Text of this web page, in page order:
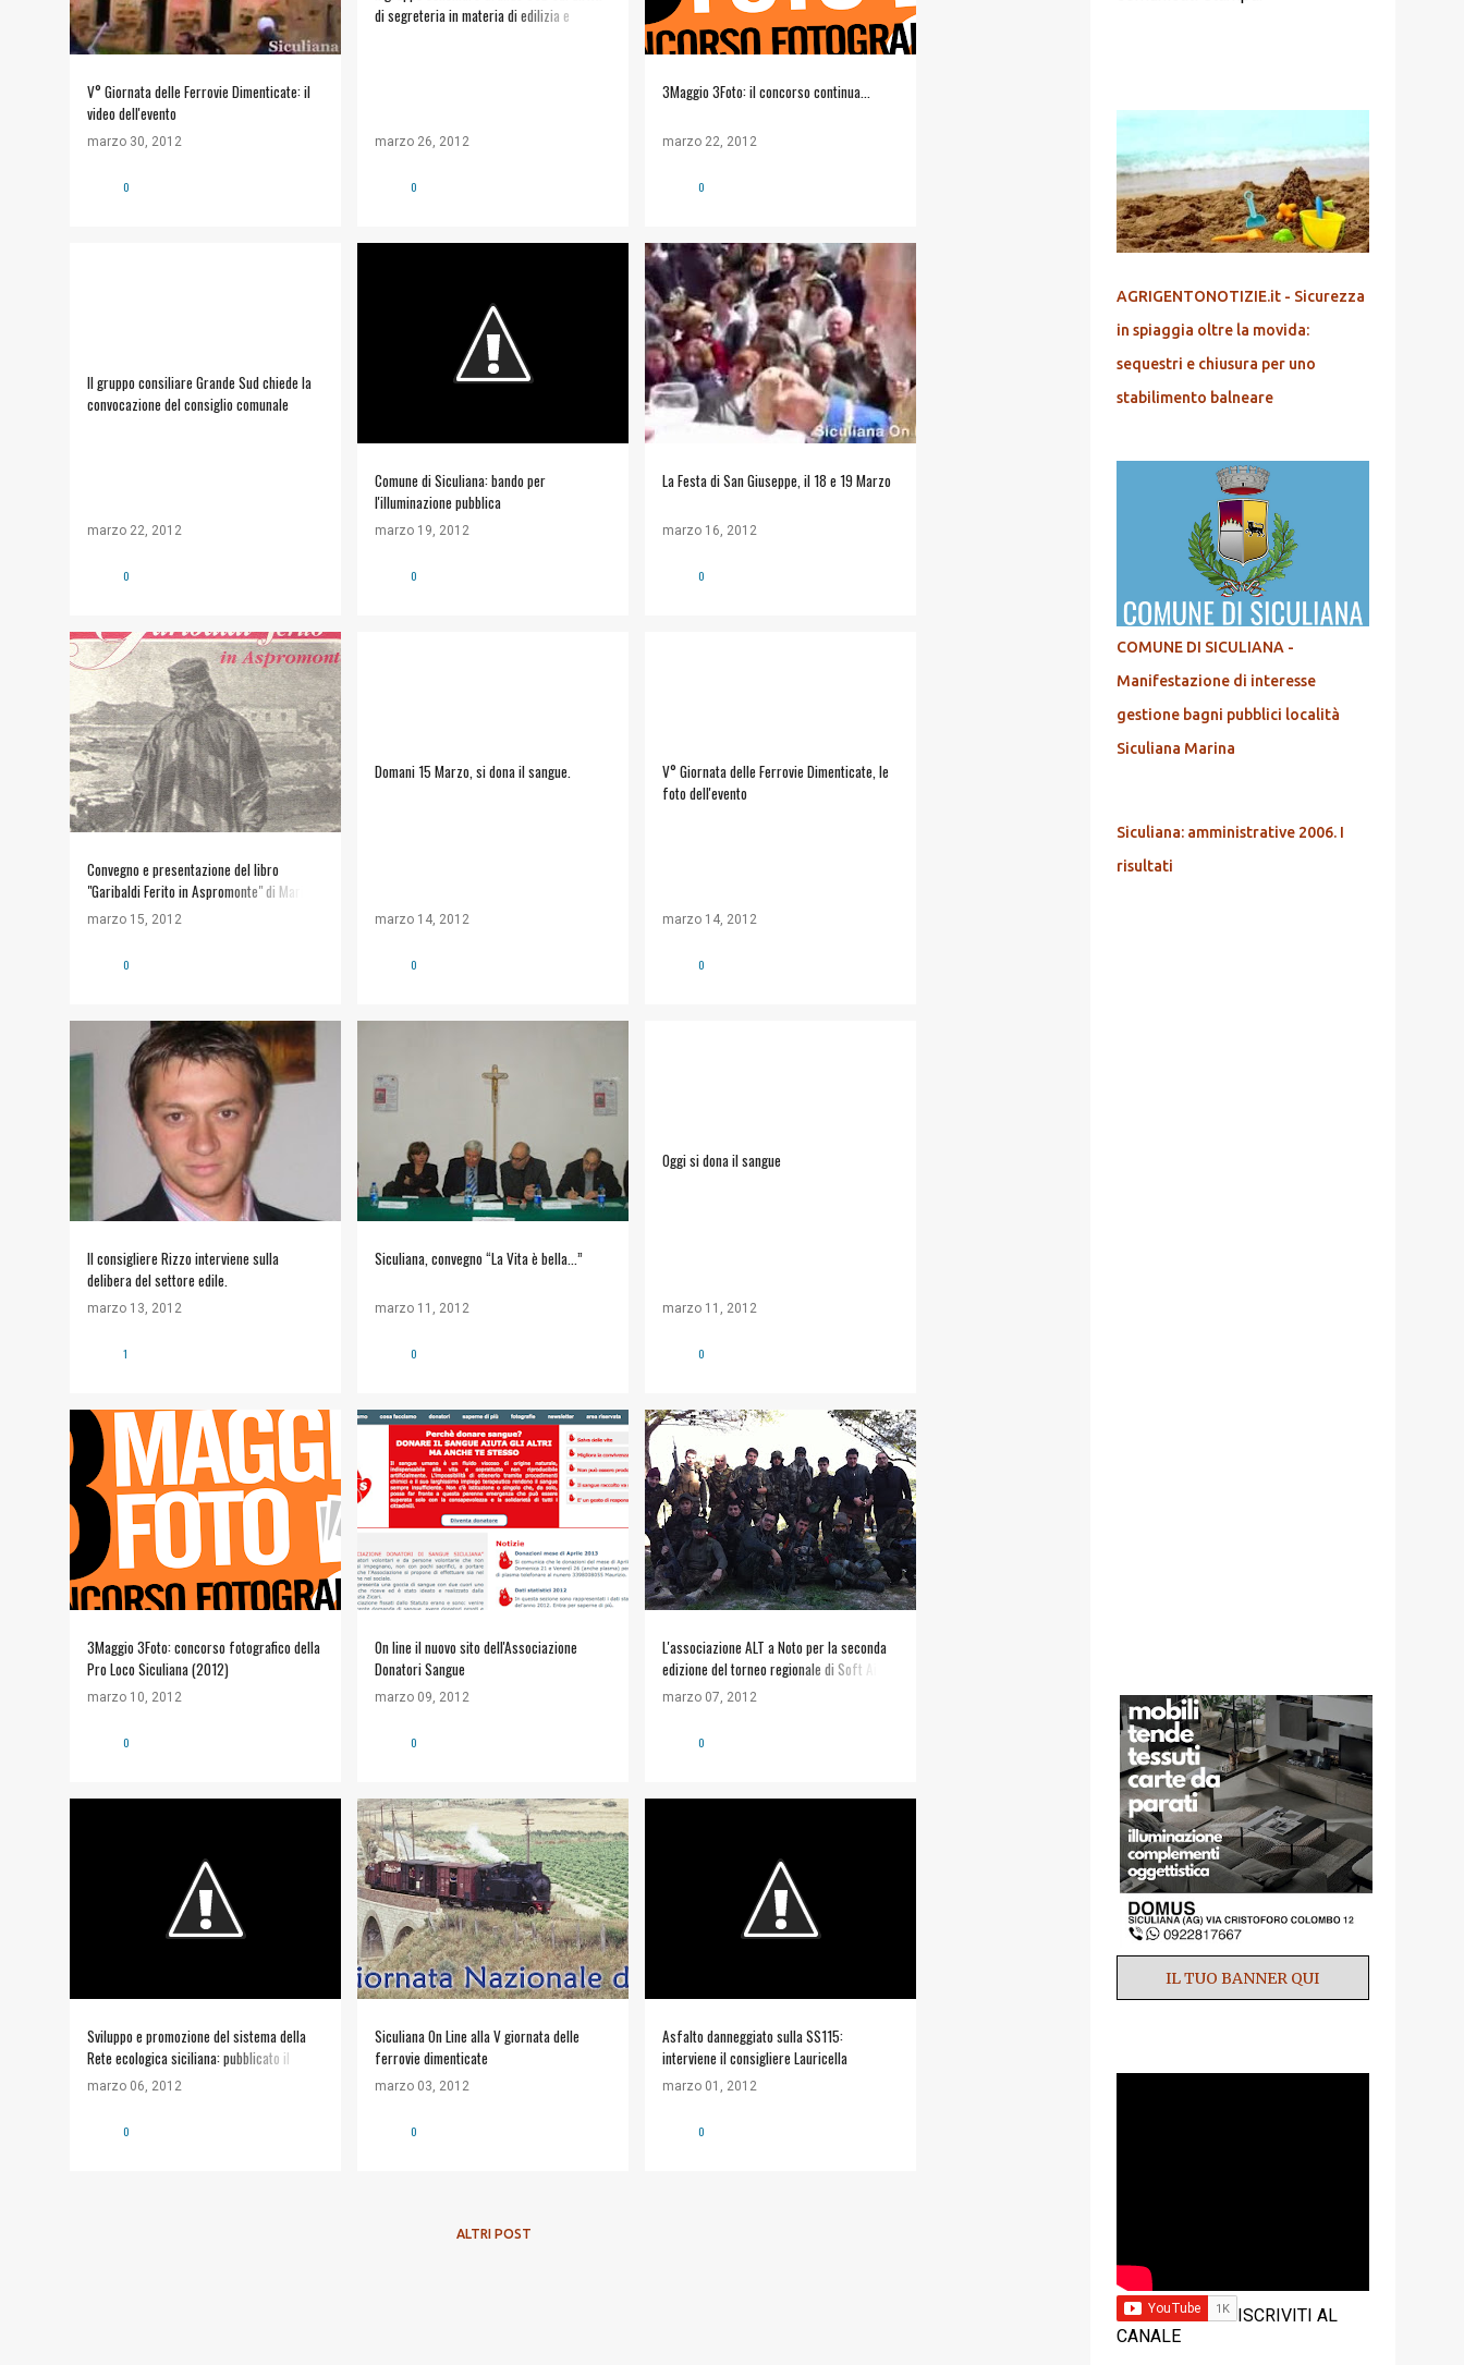
V° Giornata delle Ferrovie Dimenticate: il
video dell'evento
marzo 30, 2012
0
di segreteria in materia di edilizia e
marzo 26, 2012
0
3Maggio 3Foto: il concorso continua...
marzo 22, 2012
0
Il gruppo consiliare Grande Sud chiede la
convocazione del consiglio comunale
marzo 22, 2012
0
Comune di Siculiana: bando per
l'illuminazione pubblica
marzo 19, 2012
0
La Festa di San Giuseppe, il 18 e 19 Marzo
marzo 16, 2012
APPUNTAMENTI
COMUNITÀ ECCLESIALE
0
Convegno e presentazione del libro
"Garibaldi Ferito in Aspromonte" di Mario
De Carolis
marzo 15, 2012
#ARTE E CULTURA
ALT SICULIANA +
APPUNTAMENTI
0
Domani 15 Marzo, si dona il sangue.
marzo 14, 2012
0
V° Giornata delle Ferrovie Dimenticate, le
foto dell'evento
marzo 14, 2012
0
Il consigliere Rizzo interviene sulla
delibera del settore edile.
marzo 13, 2012
#POLITICA PD SICULIANA +
SALVATORE RIZZO
1
Siculiana, convegno “La Vita è bella…”
marzo 11, 2012
0
Oggi si dona il sangue
marzo 11, 2012
0
3Maggio 3Foto: concorso fotografico della
Pro Loco Siculiana (2012)
marzo 10, 2012
#ARTE E CULTURA +1
0
On line il nuovo sito dell'Associazione
Donatori Sangue
marzo 09, 2012
ASSOCIAZIONE DONATORI SANGUE
0
L'associazione ALT a Noto per la seconda
edizione del torneo regionale di Soft Air "
Operazione Blanca Nieve II"
marzo 07, 2012
ALT SICULIANA
0
Sviluppo e promozione del sistema della
Rete ecologica siciliana: pubblicato il
bando.
marzo 06, 2012
0
Siculiana On Line alla V giornata delle
ferrovie dimenticate
marzo 03, 2012
APPUNTAMENTI +1
0
Asfalto danneggiato sulla SS115:
interviene il consigliere Lauricella
marzo 01, 2012
STRADE E VIABILITÀ
0
ALTRI POST
AGRIGENTONOTIZIE.it - Sicurezza
in spiaggia oltre la movida:
sequestri e chiusura per uno
stabilimento balneare
COMUNE DI SICULIANA -
Manifestazione di interesse
gestione bagni pubblici località
Siculiana Marina
Siculiana: amministrative 2006. I
risultati
IL TUO BANNER QUI
ISCRIVITI AL
CANALE